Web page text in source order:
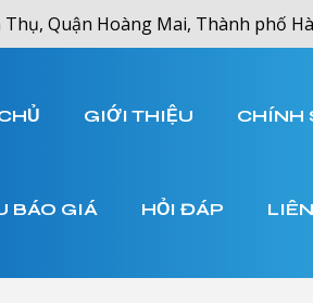
Quận Hoàng Mai, Thành phố
GIỚI THIỆU CHÍNH
BÁO GIÁ HỎI ĐÁP